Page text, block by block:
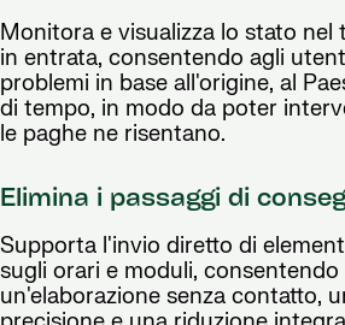
Monitora e visualizza lo stato nel
in entrata, consentendo agli
problemi in base all'origine, al
di tempo, in modo da poter
le paghe ne risentano.
Elimina i passaggi di
Supporta l'invio diretto di
sugli orari e moduli, consentendo
un'elaborazione senza contatto,